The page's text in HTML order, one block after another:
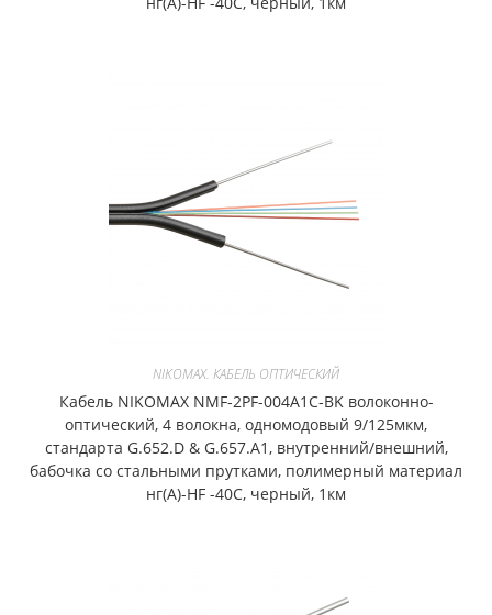
NIKOMAX. КАБЕЛЬ ОПТИЧЕСКИЙ
Кабель NIKOMAX NMF-2PF-004A1C-BK волоконно-
оптический, 4 волокна, одномодовый 9/125мкм,
стандарта G.652.D & G.657.A1, внутренний/внешний,
бабочка со стальными прутками, полимерный материал
нг(A)-HF -40C, черный, 1км